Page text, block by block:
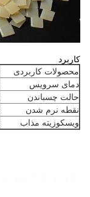
کاربرد
محصولات کاربردی
دمای سرویس
حالت چسباندن
نقطه نرم شدن
ویسکوزیته مذاب